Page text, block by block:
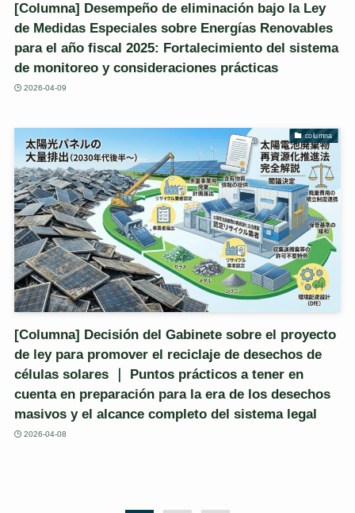
[Columna] Desempeño de eliminación bajo la Ley
de Medidas Especiales sobre Energías Renovables
para el año fiscal 2025: Fortalecimiento del sistema
de monitoreo y consideraciones prácticas
2026-04-09
columna
[Columna] Decisión del Gabinete sobre el proyecto
de ley para promover el reciclaje de desechos de
células solares ｜ Puntos prácticos a tener en
cuenta en preparación para la era de los desechos
masivos y el alcance completo del sistema legal
2026-04-08